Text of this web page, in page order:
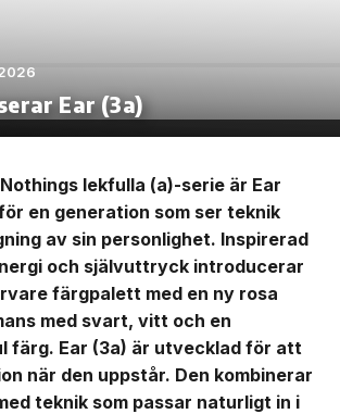
Ear (3a)
lekfulla (a)-serie är Ear
en generation som ser teknik
av sin personlighet. Inspirerad
och självuttryck introducerar
färgpalett med en ny rosa
med svart, vitt och en
färg. Ear (3a) är utvecklad för att
när den uppstår. Den kombinerar
teknik som passar naturligt in i